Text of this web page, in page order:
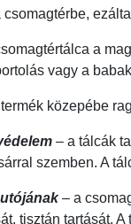
a
vagy a
közepébe
– a tálcák
szemben. A
– a
tisztán tartását.